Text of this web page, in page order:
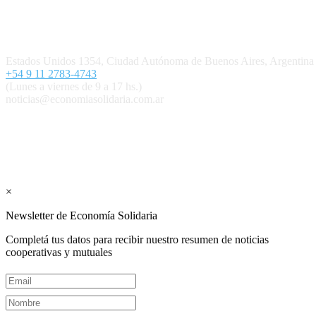
Estados Unidos 1354, Ciudad Autónoma de Buenos Aires,
+54 9 11 2783-4743
(Lunes a viernes de 9 a 17 hs.)
noticias@economiasolidaria.com.ar
×
Newsletter de Economía Solidaria
Completá tus datos para recibir nuestro resumen de noticias
cooperativas y mutuales